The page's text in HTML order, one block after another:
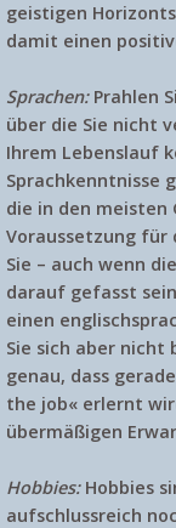
geistigen
damit einen
Sprachen:Prahlen
über die Sie nicht
Ihrem Lebenslauf
Sprachkenntnisse
die in den meisten
Voraussetzung für
Sie – auch wenn
darauf gefasst
einen
Sie sich aber nicht
genau, dass
the job« erlernt
übermäßigen
Hobbies: Hobbies
aufschlussreich